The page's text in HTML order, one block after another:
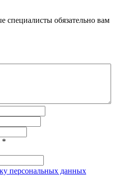
обязательно вам
*
персональных данных